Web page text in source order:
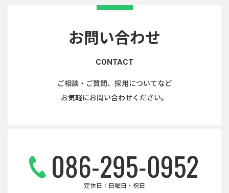
お問い合わせ
CONTACT
ご相談・ご質問、採用についてなど
お気軽にお問い合わせください。
定休日：日曜日・祝日